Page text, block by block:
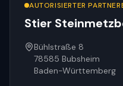
AUTORISIERTER
Stier
Bühlstraße 8
78585 Bubsheim
Baden-Württemberg